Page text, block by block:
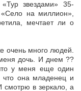
звездами» 35-
«Село на миллион»,
мечтает ли о
очень много людей.
дочь. И днем ??
у меня еще один
что она младенец и
смотрю в зеркало, а